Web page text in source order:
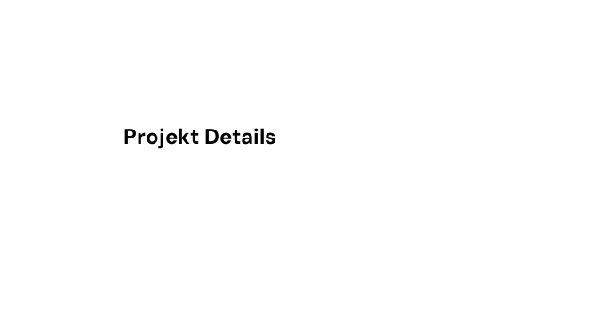
Projekt Details